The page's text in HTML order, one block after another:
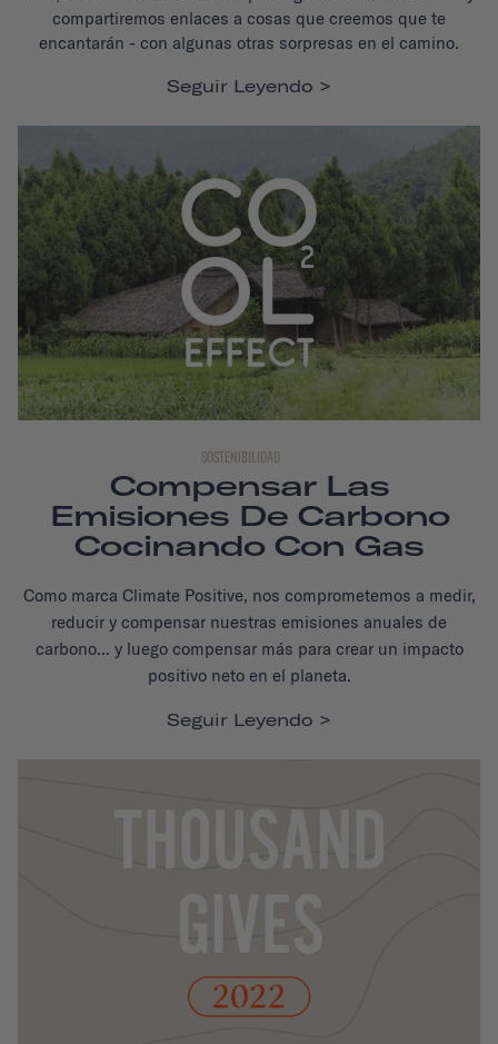
compartiremos enlaces a cosas que creemos que te
encantarán - con algunas otras sorpresas en el camino.
Seguir Leyendo
SOSTENIBILIDAD
Compensar Las
Emisiones De Carbono
Cocinando Con Gas
Como marca Climate Positive, nos comprometemos a medir,
reducir y compensar nuestras emisiones anuales de
carbono... y luego compensar más para crear un impacto
positivo neto en el planeta.
Seguir Leyendo